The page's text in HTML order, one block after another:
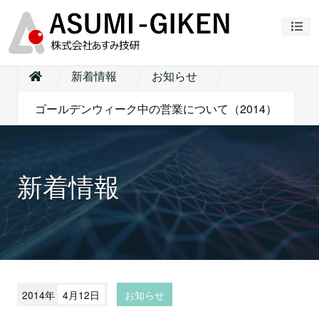
ナビ
新着情報
お知らせ
ゴールデンウィーク中の営業について（2014）
新着情報
2014年 4月12日 お知らせ